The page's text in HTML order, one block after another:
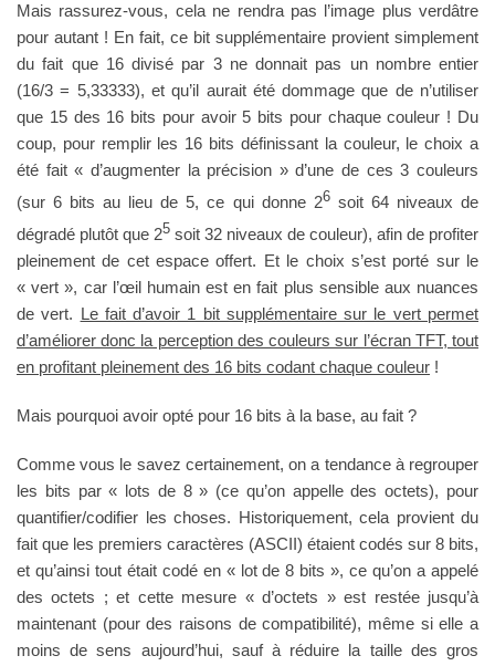
Mais rassurez-vous, cela ne rendra pas l’image plus verdâtre
pour autant ! En fait, ce bit supplémentaire provient simplement
du fait que 16 divisé par 3 ne donnait pas un nombre entier
(16/3 = 5,33333), et qu’il aurait été dommage que de n’utiliser
que 15 des 16 bits pour avoir 5 bits pour chaque couleur ! Du
coup, pour remplir les 16 bits définissant la couleur, le choix a
été fait « d’augmenter la précision » d’une de ces 3 couleurs
(sur 6 bits au lieu de 5, ce qui donne 26soit 64 niveaux de
dégradé plutôt que 25 soit 32 niveaux de couleur), afin de profiter
pleinement de cet espace offert. Et le choix s’est porté sur le
« vert », car l’œil humain est en fait plus sensible aux nuances
de vert. Le fait d’avoir 1 bit supplémentaire sur le vert permet
d’améliorer donc la perception des couleurs sur l’écran TFT, tout
en profitant pleinement des 16 bits codant chaque couleur !
Mais pourquoi avoir opté pour 16 bits à la base, au fait ?
Comme vous le savez certainement, on a tendance à regrouper
les bits par « lots de 8 » (ce qu’on appelle des octets), pour
quantifier/codifier les choses. Historiquement, cela provient du
fait que les premiers caractères (ASCII) étaient codés sur 8 bits,
et qu’ainsi tout était codé en « lot de 8 bits », ce qu’on a appelé
des octets ; et cette mesure « d’octets » est restée jusqu’à
maintenant (pour des raisons de compatibilité), même si elle a
moins de sens aujourd’hui, sauf à réduire la taille des gros